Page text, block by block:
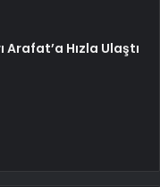
Arafat’a Hızla Ulaştı